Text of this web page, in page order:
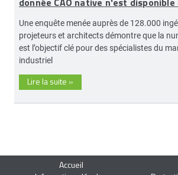
Une enquête menée auprès de 128.000
projeteurs et architects démontre que la
est l’objectif clé pour des spécialistes du
industriel
Lire la suite »
Accueil